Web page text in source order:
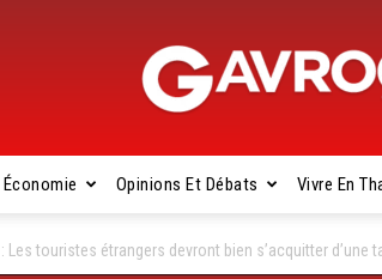
Gavroche
Économie Opinions Et Débats Vivre En
: Les touristes étrangers devront bien s’acquitter d’une